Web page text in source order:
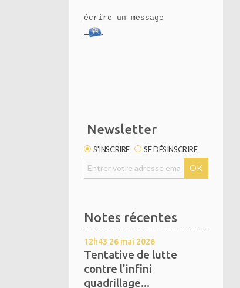
écrire un message
Newsletter
S'INSCRIRE SE DÉSINSCRIRE
Notes récentes
12h43 26 mai 2026
Tentative de lutte
contre l'infini
quadrillage...